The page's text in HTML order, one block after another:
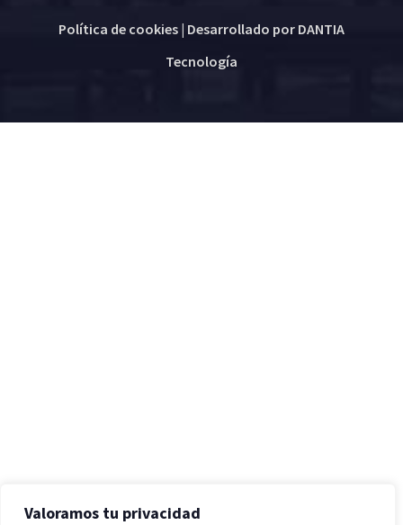
Valoramos tu privacidad
Política de cookies| Desarrollado por DANTIA
Tecnología